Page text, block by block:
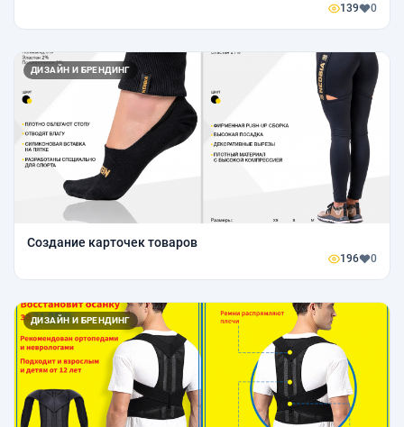
139 0
ДИЗАЙН И БРЕНДИНГ
Создание карточек товаров
196 0
ДИЗАЙН И БРЕНДИНГ